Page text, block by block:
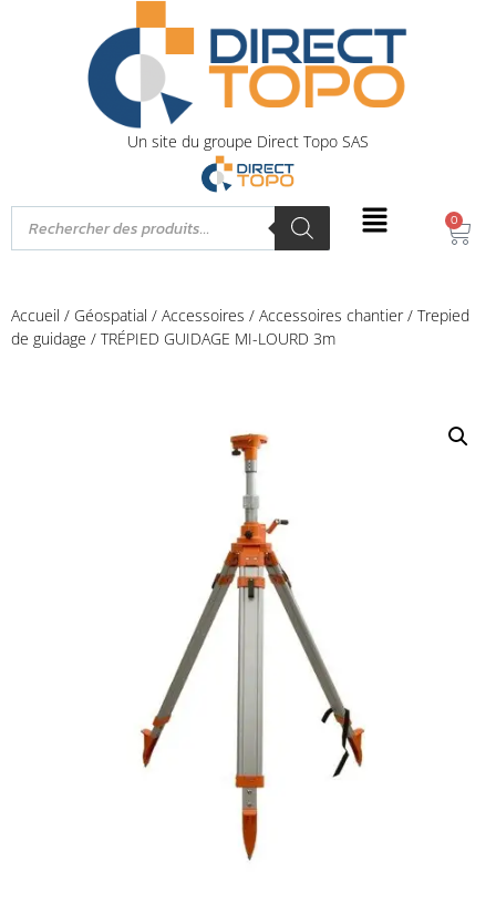
Un site du groupe Direct Topo SAS
0
Accueil / Géospatial / Accessoires / Accessoires chantier/ Trepied
de guidage / TRÉPIED GUIDAGE MI-LOURD 3m